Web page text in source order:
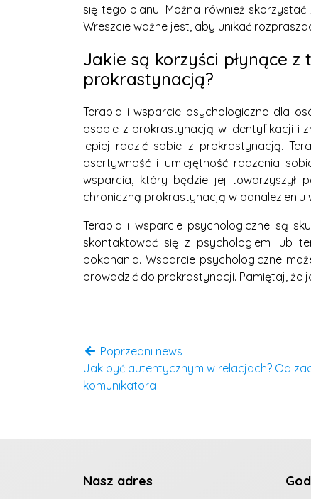
się tego planu. Można również
Wreszcie ważne jest, aby unikać
Jakie są korzyści płynące
prokrastynacją?
Terapia i wsparcie psychologiczne dla
osobie z prokrastynacją w identyfikacji i
lepiej radzić sobie z prokrastynacją.
asertywność i umiejętność radzenia
wsparcia, który będzie jej towarzyszył
chroniczną prokrastynacją w
Terapia i wsparcie psychologiczne są
skontaktować się z psychologiem lub
pokonania. Wsparcie psychologiczne
prowadzić do prokrastynacji. Pamiętaj, że
Poprzedni news
Jak być autentycznym w relacjach? Od
komunikatora
Nasz adres